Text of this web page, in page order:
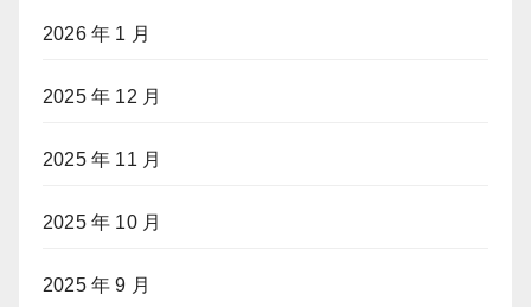
2026 年 1 月
2025 年 12 月
2025 年 11 月
2025 年 10 月
2025 年 9 月